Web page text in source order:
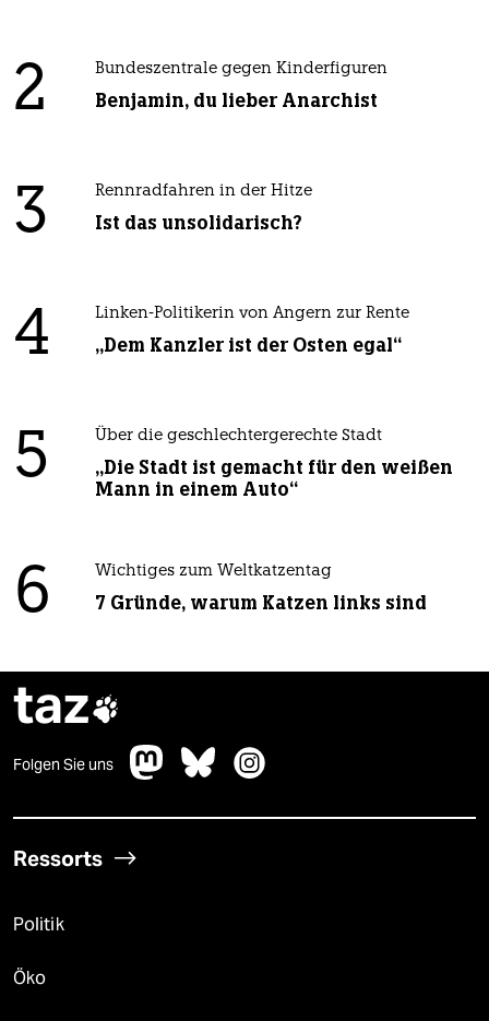
2 Bundeszentrale gegen Kinderfiguren
Benjamin, du lieber Anarchist
3 Rennradfahren in der Hitze
Ist das unsolidarisch?
4 Linken-Politikerin von Angern zur Rente
„Dem Kanzler ist der Osten egal“
5 Über die geschlechtergerechte Stadt
„Die Stadt ist gemacht für den weißen
Mann in einem Auto“
6 Wichtiges zum Weltkatzentag
7 Gründe, warum Katzen links sind
taz
Folgen Sie uns
Ressorts
Politik
Öko